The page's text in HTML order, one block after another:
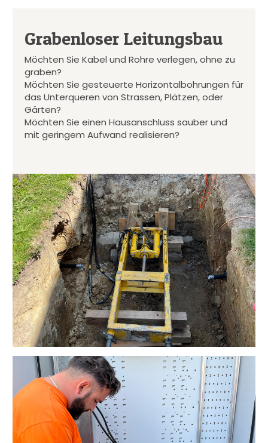
Grabenloser Leitungsbau
Möchten Sie Kabel und Rohre verlegen, ohne zu
graben?
Möchten Sie gesteuerte Horizontalbohrungen für
das Unterqueren von Strassen, Plätzen, oder
Gärten?
Möchten Sie einen Hausanschluss sauber und
mit geringem Aufwand realisieren?